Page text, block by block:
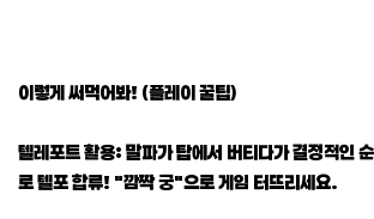
이렇게 써먹어봐! (플레이 꿀팁)
텔레포트 활용: 말파가 탑에서 버티다가 결정적인
로 텔포 합류! "깜짝 궁"으로 게임 터뜨리세요.